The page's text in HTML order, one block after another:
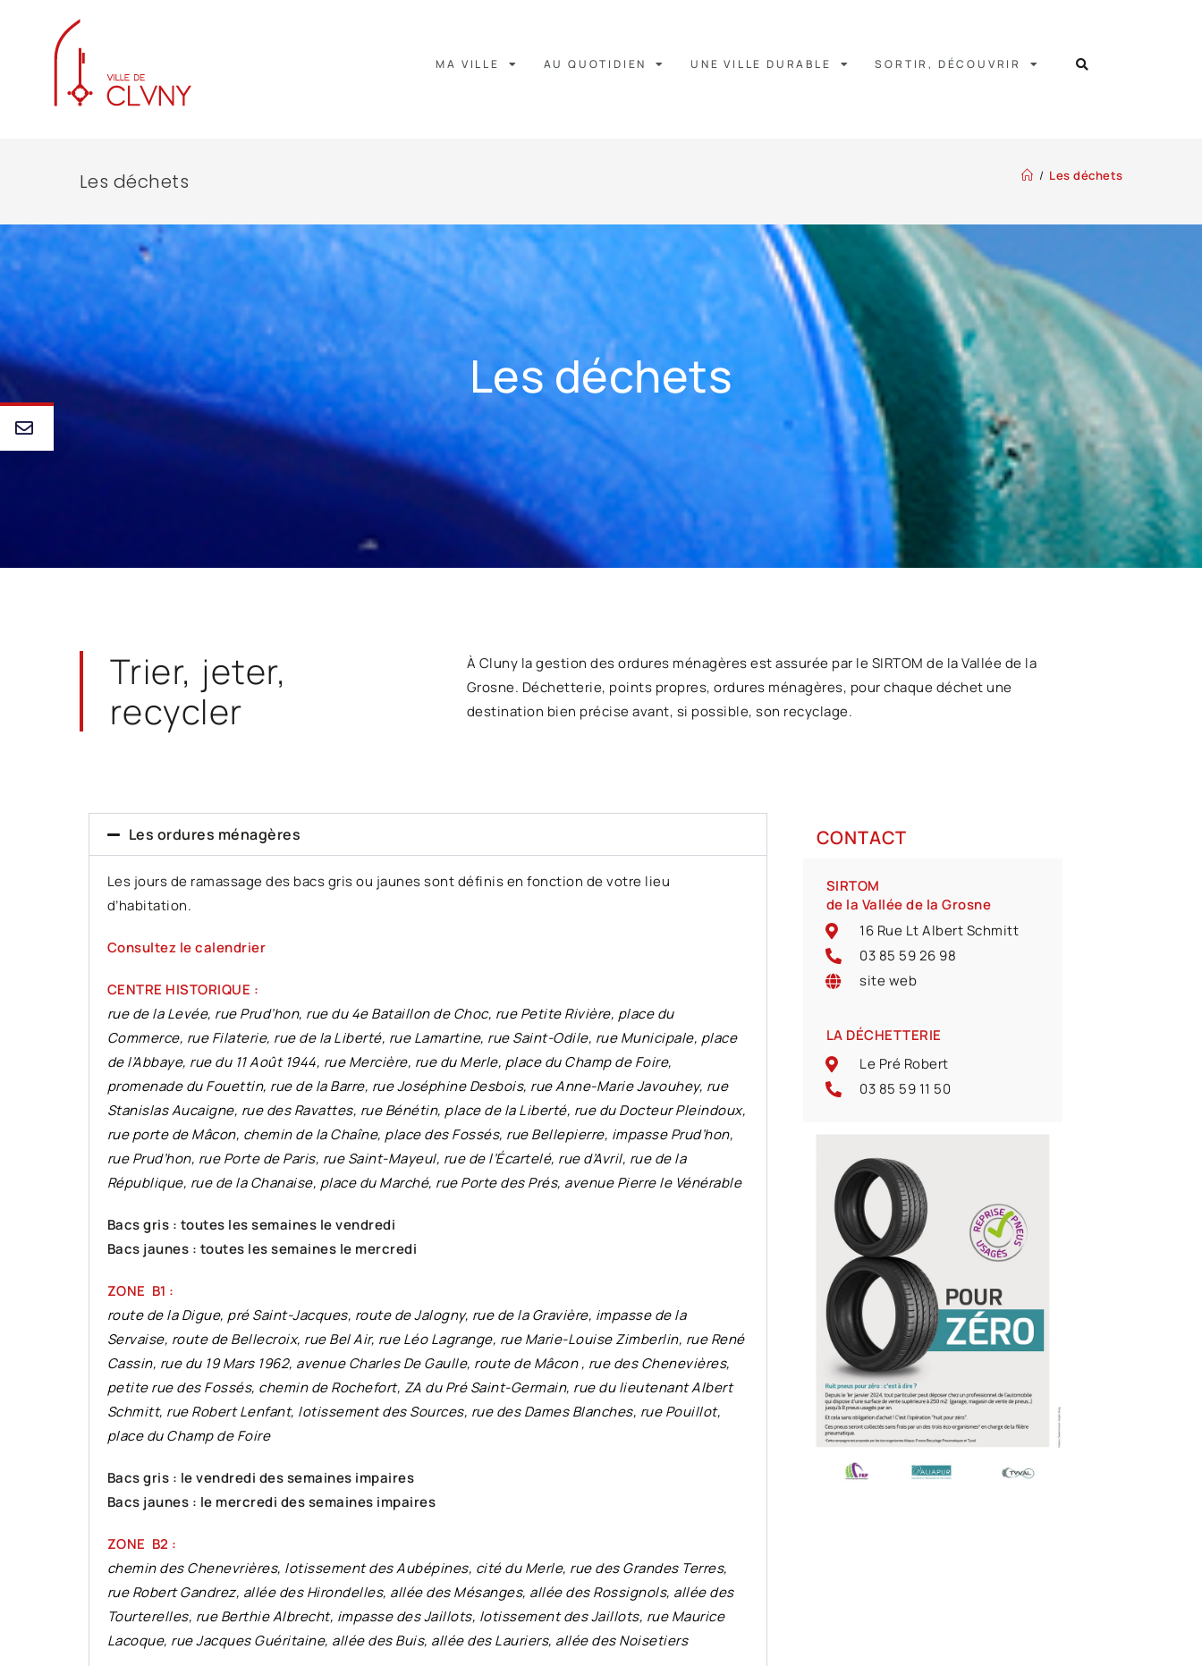
MA VILLE AU QUOTIDIEN UNE VILLE DURABLE SORTIR, DÉCOUVRIR
Les déchets / Les déchets
Les déchets
Trier, jeter,
recycler
À Cluny la gestion des ordures ménagères est assurée par le SIRTOM de la Vallée de la
Grosne. Déchetterie, points propres, ordures ménagères, pour chaque déchet une
destination bien précise avant, si possible, son recyclage.
Les ordures ménagères
Les jours de ramassage des bacs gris ou jaunes sont définis en fonction de votre lieu
d’habitation.
Consultez le calendrier
CENTRE HISTORIQUE :
rue de la Levée, rue Prud’hon, rue du 4e Bataillon de Choc, rue Petite Rivière, place du
Commerce, rue Filaterie, rue de la Liberté, rue Lamartine, rue Saint-Odile, rue Municipale, place
de l’Abbaye, rue du 11 Août 1944, rue Mercière, rue du Merle, place du Champ de Foire,
promenade du Fouettin, rue de la Barre, rue Joséphine Desbois, rue Anne-Marie Javouhey, rue
Stanislas Aucaigne, rue des Ravattes, rue Bénétin, place de la Liberté, rue du Docteur Pleindoux,
rue porte de Mâcon, chemin de la Chaîne, place des Fossés, rue Bellepierre, impasse Prud’hon,
rue Prud’hon, rue Porte de Paris, rue Saint-Mayeul, rue de l’Écartelé, rue d’Avril, rue de la
République, rue de la Chanaise, place du Marché, rue Porte des Prés, avenue Pierre le Vénérable
Bacs gris : toutes les semaines le vendredi
Bacs jaunes : toutes les semaines le mercredi
ZONE B1 :
route de la Digue, pré Saint-Jacques, route de Jalogny, rue de la Gravière, impasse de la
Servaise, route de Bellecroix, rue Bel Air, rue Léo Lagrange, rue Marie-Louise Zimberlin, rue René
Cassin, rue du 19 Mars 1962, avenue Charles De Gaulle, route de Mâcon , rue des Chenevières,
petite rue des Fossés, chemin de Rochefort, ZA du Pré Saint-Germain, rue du lieutenant Albert
Schmitt, rue Robert Lenfant, lotissement des Sources, rue des Dames Blanches, rue Pouillot,
place du Champ de Foire
Bacs gris : le vendredi des semaines impaires
Bacs jaunes : le mercredi des semaines impaires
ZONE B2 :
chemin des Chenevrières, lotissement des Aubépines, cité du Merle, rue des Grandes Terres,
rue Robert Gandrez, allée des Hirondelles, allée des Mésanges, allée des Rossignols, allée des
Tourterelles, rue Berthie Albrecht, impasse des Jaillots, lotissement des Jaillots, rue Maurice
Lacoque, rue Jacques Guéritaine, allée des Buis, allée des Lauriers, allée des Noisetiers
CONTACT
SIRTOM
de la Vallée de la Grosne
16 Rue Lt Albert Schmitt
03 85 59 26 98
site web
LA DÉCHETTERIE
Le Pré Robert
03 85 59 11 50